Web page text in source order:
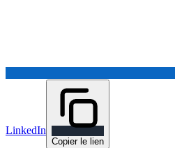
LinkedIn
Copier le lien